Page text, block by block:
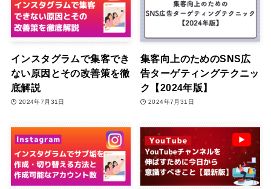
インスタグラムで集客でき
ない原因とその改善策を徹
底解説
2024年7月31日
集客向上のためのSNS広
告ターゲティングテクニッ
ク【2024年版】
2024年7月31日